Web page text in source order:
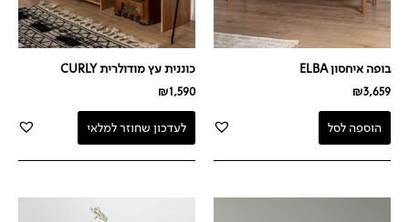
בופה איחסון ELBA
₪3,659
הוספה לסל
כוננית עץ מודולרית CURLY
₪1,590
לעדכון שחוזר למלאי